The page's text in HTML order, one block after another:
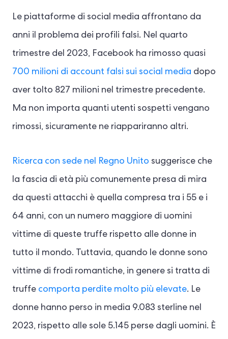
Le piattaforme di social media affrontano da
anni il problema dei profili falsi. Nel quarto
trimestre del 2023, Facebook ha rimosso quasi
700 milioni di account falsi sui social media dopo
aver tolto 827 milioni nel trimestre precedente.
Ma non importa quanti utenti sospetti vengano
rimossi, sicuramente ne riappariranno altri.
Ricerca con sede nel Regno Unito suggerisce che
la fascia di età più comunemente presa di mira
da questi attacchi è quella compresa tra i 55 e i
64 anni, con un numero maggiore di uomini
vittime di queste truffe rispetto alle donne in
tutto il mondo. Tuttavia, quando le donne sono
vittime di frodi romantiche, in genere si tratta di
truffe comporta perdite molto più elevate. Le
donne hanno perso in media 9.083 sterline nel
2023, rispetto alle sole 5.145 perse dagli uomini. È